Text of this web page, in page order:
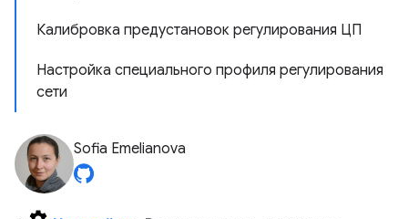
Калибровка предустановок регулирования ЦП
Настройка специального профиля регулирования
сети
Sofia Emelianova